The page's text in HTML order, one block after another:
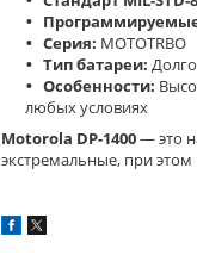
Серия: MOTOTRBO
Тип батареи:
Особенности:
любых условиях
Motorola DP-1400— это
экстремальные, при этом